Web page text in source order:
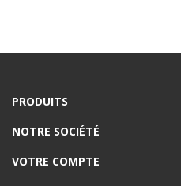
PRODUITS
NOTRE SOCIÉTÉ
VOTRE COMPTE